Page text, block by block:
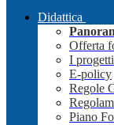
Didattica
Offerta
I
E-policy
Regole
Piano